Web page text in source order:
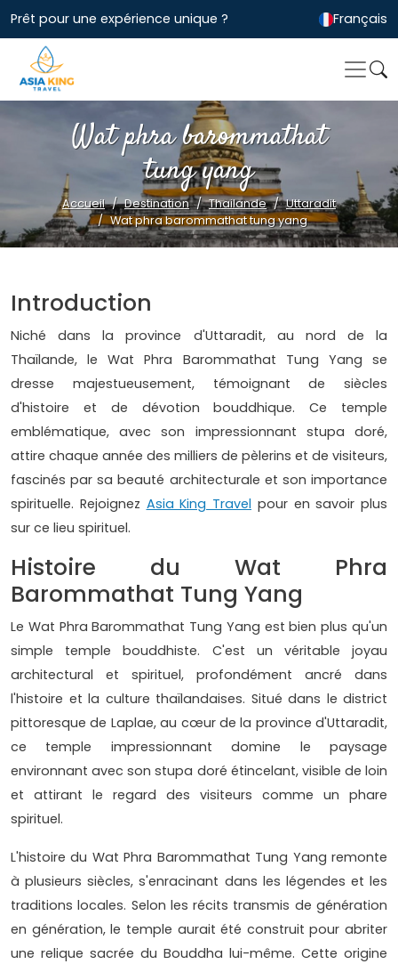
Prêt pour une expérience unique ? Français
Wat phra barommathat
tung yang
Accueil Destination Thailande
Uttaradit
Wat phra barommathat tung yang
Introduction
Niché dans la province d'Uttaradit, au nord de la
Thaïlande, le Wat Phra Barommathat Tung Yang se
dresse majestueusement, témoignant de siècles
d'histoire et de dévotion bouddhique. Ce temple
emblématique, avec son impressionnant stupa doré,
attire chaque année des milliers de pèlerins et de visiteurs,
fascinés par sa beauté architecturale et son importance
spirituelle. Rejoignez Asia King Travel pour en savoir plus
sur ce lieu spirituel.
Histoire du Wat Phra
Barommathat Tung Yang
Le Wat Phra Barommathat Tung Yang est bien plus qu'un
simple temple bouddhiste. C'est un véritable joyau
architectural et spirituel, profondément ancré dans
l'histoire et la culture thaïlandaises. Situé dans le district
pittoresque de Laplae, au cœur de la province d'Uttaradit,
ce temple impressionnant domine le paysage
environnant avec son stupa doré étincelant, visible de loin
et attirant le regard des visiteurs comme un phare
spirituel.
L'histoire du Wat Phra Barommathat Tung Yang remonte
à plusieurs siècles, s'enracinant dans les légendes et les
traditions locales. Selon les récits transmis de génération
en génération, le temple aurait été construit pour abriter
une relique sacrée du Bouddha lui-même. Cette origine